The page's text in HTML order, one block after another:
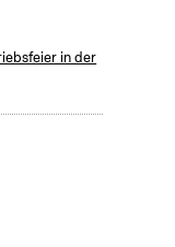
in der